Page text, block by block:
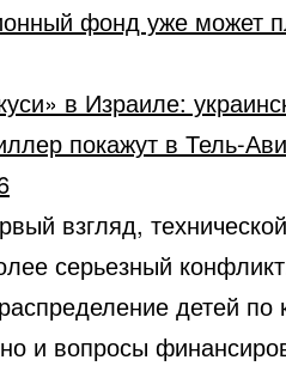
фонд уже может
в Израиле:
покажут в Тель-
взгляд,
серьезный
детей по
и вопросы